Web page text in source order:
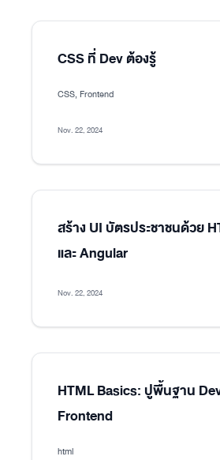
CSS ที่ Dev ต้องรู้
CSS, Frontend
Nov. 22, 2024
สร้าง UI บัตรประชาชนด้วย
และ Angular
Nov. 22, 2024
HTML Basics: ปูพื้นฐาน
Frontend
html